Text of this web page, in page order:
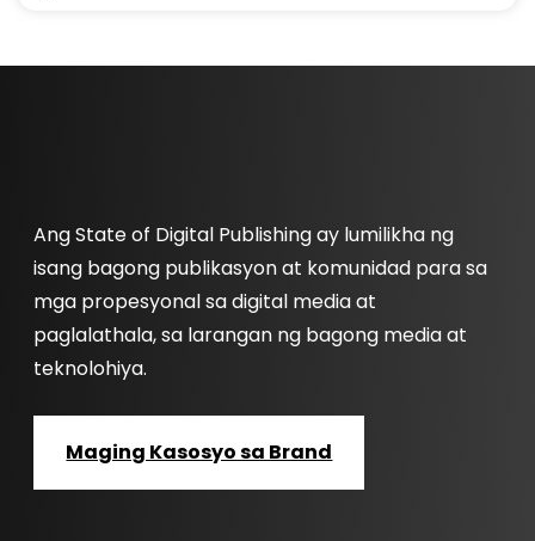
Ang State of Digital Publishing ay lumilikha ng
isang bagong publikasyon at komunidad para sa
mga propesyonal sa digital media at
paglalathala, sa larangan ng bagong media at
teknolohiya.
Maging Kasosyo sa Brand